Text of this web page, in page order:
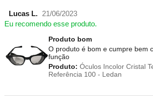
Lucas L.
21/06/2023
Eu recomendo esse produto.
Produto bom
O produto é bom e cumpre bem
função
Produto: Óculos Incolor Cristal
Referência 100 - Ledan